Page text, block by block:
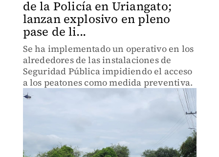
de la Policía en Uriangato;
lanzan explosivo en pleno
pase de li...
Se ha implementado un operativo en los
alrededores de las instalaciones de
Seguridad Pública impidiendo el acceso
a los peatones como medida preventiva.